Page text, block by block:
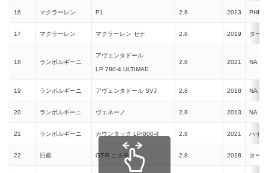
16 マクラーレン P1 2.8 2013 PHEV
17 マクラーレン マクラーレン セナ 2.8 2019 ターボ
18 ランボルギーニ
アヴェンタドール
LP 780-4 ULTIMAE
2.8 2021 NA
19 ランボルギーニ アヴェンタドール SVJ 2.8 2018 NA
20 ランボルギーニ ヴェネーノ 2.8 2013 NA
21 ランボルギーニ カウンタック LPI800-4 2.8 2021 ハイブ
22 日産 GT-R ニスモ 2.8 2018 ターボ